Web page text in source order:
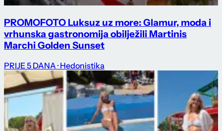
PROMOFOTO Luksuz uz more: Glamur, moda i
vrhunska gastronomija obilježili Martinis
Marchi Golden Sunset
PRIJE 5 DANA · Hedonistika